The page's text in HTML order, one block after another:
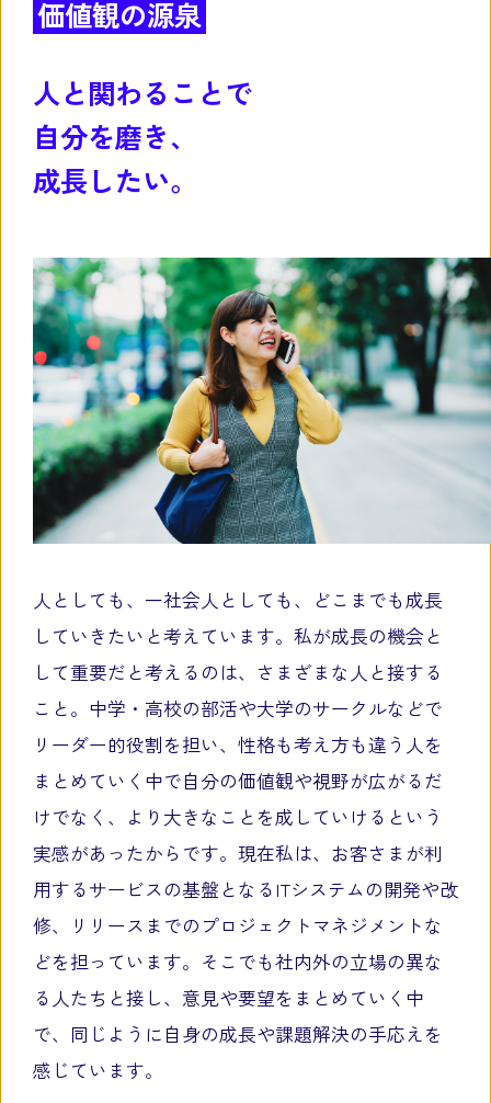
価値観の源泉
人と関わることで
自分を磨き、
成長したい。
人としても、一社会人としても、どこまでも成長
していきたいと考えています。私が成長の機会と
して重要だと考えるのは、さまざまな人と接する
こと。中学・高校の部活や大学のサークルなどで
リーダー的役割を担い、性格も考え方も違う人を
まとめていく中で自分の価値観や視野が広がるだ
けでなく、より大きなことを成していけるという
実感があったからです。現在私は、お客さまが利
用するサービスの基盤となるITシステムの開発や改
修、リリースまでのプロジェクトマネジメントな
どを担っています。そこでも社内外の立場の異な
る人たちと接し、意見や要望をまとめていく中
で、同じように自身の成長や課題解決の手応えを
感じています。